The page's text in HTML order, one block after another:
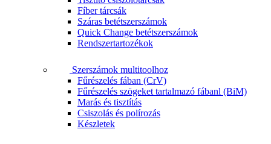
Fíber tárcsák
Száras betétszerszámok
Quick Change betétszerszámok
Rendszertartozékok
Szerszámok multitoolhoz
Fűrészelés fában (CrV)
Fűrészelés szögeket tartalmazó fábanl (BiM)
Marás és tisztítás
Csiszolás és polírozás
Készletek